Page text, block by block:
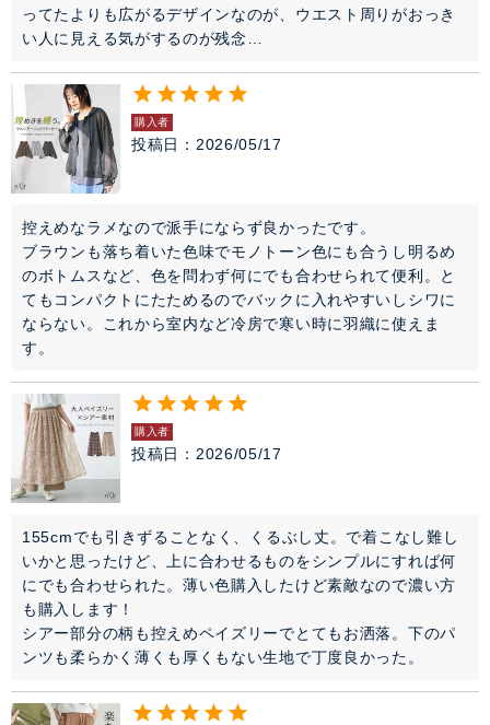
ってたよりも広がるデザインなのが、ウエスト周りがおっき
購入者
投稿日 2026/05/17
控えめなラメなので派手にならず良かったです。
ブラウンも落ち着いた色味でモノトーン色にも合うし明るめ
のボトムスなど、色を問わず何にでも合わせられて便利。と
てもコンパクトにたためるのでバックに入れやすいしシワに
ならない。これから室内など冷房で寒い時に羽織に使えま
す。
購入者
投稿日 2026/05/17
155cmでも引きずることなく、くるぶし丈。で着こなし難し
いかと思ったけど、上に合わせるものをシンプルにすれば何
にでも合わせられた。薄い色購入したけど素敵なので濃い方
も購入します！
シアー部分の柄も控えめペイズリーでとてもお洒落。下のパ
ンツも柔らかく薄くも厚くもない生地で丁度良かった。